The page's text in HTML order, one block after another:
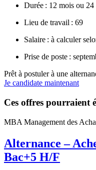
Durée : 12 mois ou 24
Lieu de travail : 69
Salaire : à calculer
Prise de poste :
Prêt à postuler à une
Je candidate maintenant
Ces offres pourraient
MBA Management des
Alternance –
Bac+5 H/F